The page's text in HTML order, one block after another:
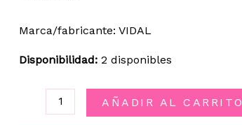
Marca/fabricante: VIDAL
Disponibilidad: 2 disponibles
ZANAHORIAS
AÑADIR AL CARRITO